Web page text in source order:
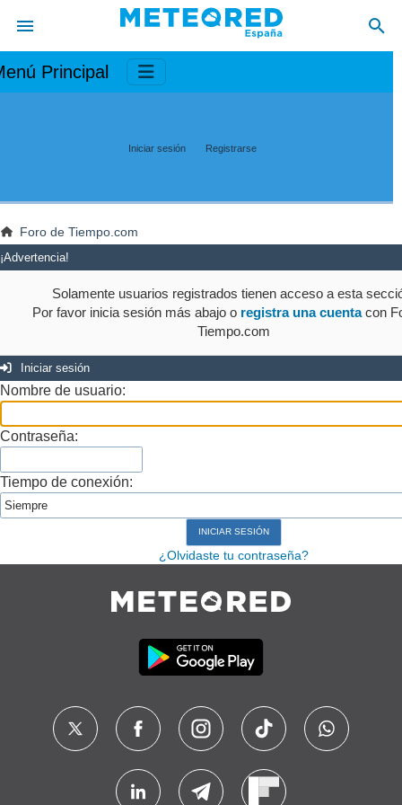
Principal
Iniciar sesión Registrarse
Foro de Tiempo.com
¡Advertencia!
Solamente usuarios registrados tienen acceso a esta
Por favor inicia sesión más abajo o registra una cuentacon
Tiempo.com
Iniciar sesión
Nombre de usuario:
Contraseña:
Tiempo de conexión:
¿Olvidaste tu contraseña?